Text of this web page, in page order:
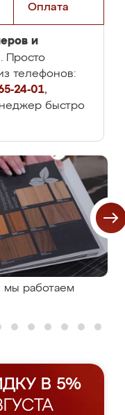
Оплата
и
Просто
телефонов:
24-01,
быстро
мы работаем
В 5%